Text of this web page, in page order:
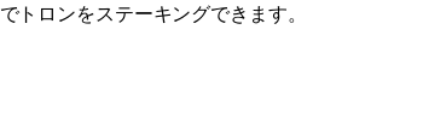
トロンをステーキングできます。